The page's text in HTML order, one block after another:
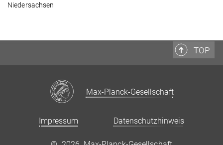
Niedersachsen
TOP
Max-Planck-Gesellschaft
Impressum Datenschutzhinweis